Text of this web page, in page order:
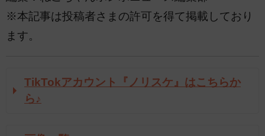
※本記事は投稿者さまの許可を得て掲載しており
ます。
TikTokアカウント『ノリスケ』はこちらか
ら♪